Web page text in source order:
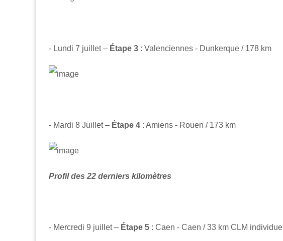
- Lundi 7 juillet – Étape 3 : Valenciennes - Dunkerque / 178 km
- Mardi 8 Juillet – Étape 4 : Amiens - Rouen / 173 km
Profil des 22 derniers kilomètres
- Mercredi 9 juillet – Étape 5 : Caen - Caen / 33 km CLM individuel